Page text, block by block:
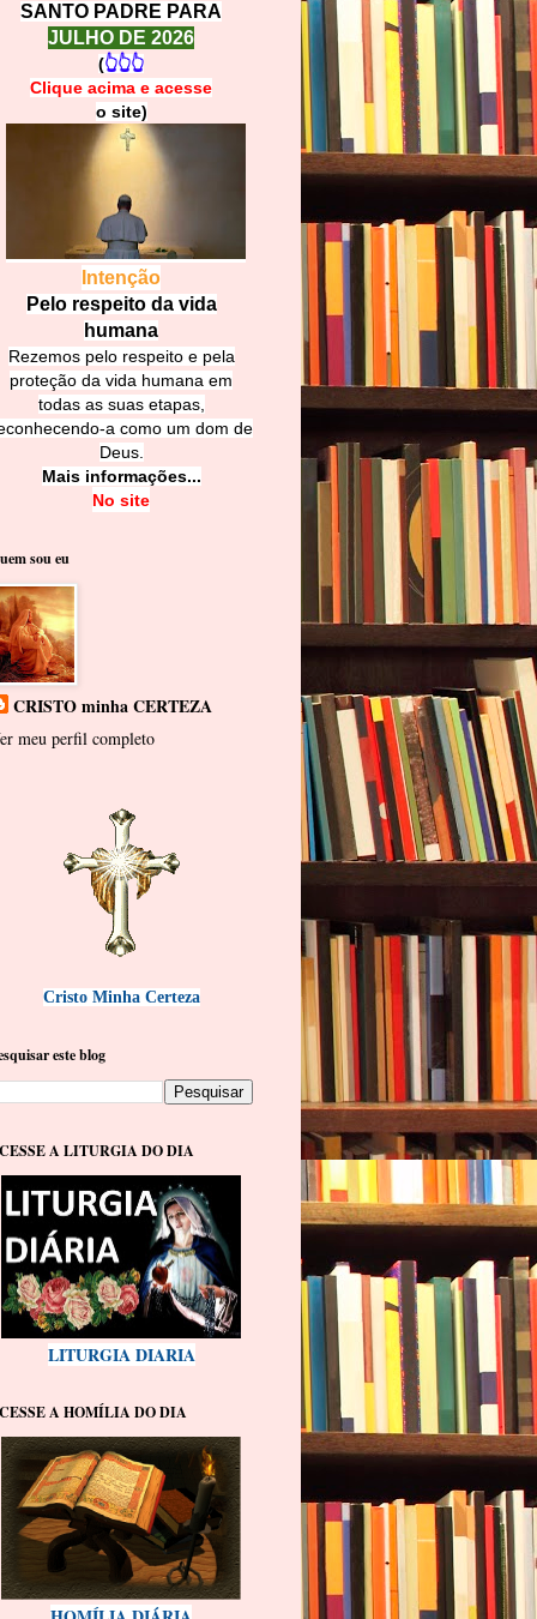
SANTO PADRE PARA
JULHO DE 2026
(👆👆👆
Clique acima e acesse
o site)
Intenção
Pelo respeito da vida
humana
Rezemos pelo respeito e pela
proteção da vida humana em
todas as suas etapas,
a como um dom de
Deus.
Mais informações...
No site
sou eu
CRISTO minha CERTEZA
meu perfil completo
Cristo Minha Certeza
este blog
A LITURGIA DO DIA
LITURGIA DIARIA
A HOMÍLIA DO DIA